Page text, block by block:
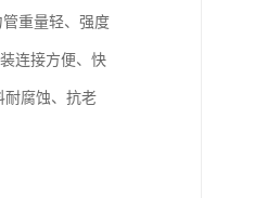
管重量轻、强度
连接方便、快
耐腐蚀、抗老